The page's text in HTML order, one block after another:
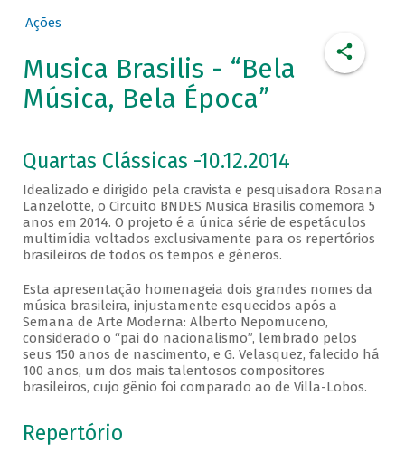
Ações
Musica Brasilis - “Bela
Música, Bela Época”
Quartas Clássicas -10.12.2014
Idealizado e dirigido pela cravista e pesquisadora Rosana
Lanzelotte, o Circuito BNDES Musica Brasilis comemora 5
anos em 2014. O projeto é a única série de espetáculos
multimídia voltados exclusivamente para os repertórios
brasileiros de todos os tempos e gêneros.
Esta apresentação homenageia dois grandes nomes da
música brasileira, injustamente esquecidos após a
Semana de Arte Moderna: Alberto Nepomuceno,
considerado o “pai do nacionalismo”, lembrado pelos
seus 150 anos de nascimento, e G. Velasquez, falecido há
100 anos, um dos mais talentosos compositores
brasileiros, cujo gênio foi comparado ao de Villa-Lobos.
Repertório